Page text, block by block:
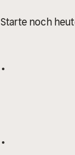
Deutschland.
Starte noch